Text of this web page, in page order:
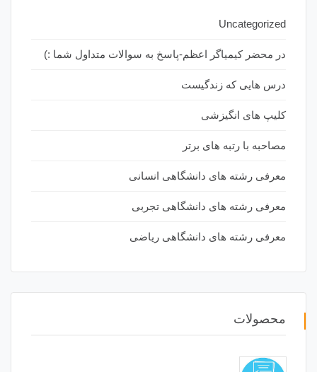
Uncategorized
در محضر کیمیاگر اعظم-پاسخ به سوالات متداول شما :)
درس هایی که زندگیست
کلیپ های انگیزشی
مصاحبه با رتبه های برتر
معرفی رشته های دانشگاهی انسانی
معرفی رشته های دانشگاهی تجربی
معرفی رشته های دانشگاهی ریاضی
محصولات